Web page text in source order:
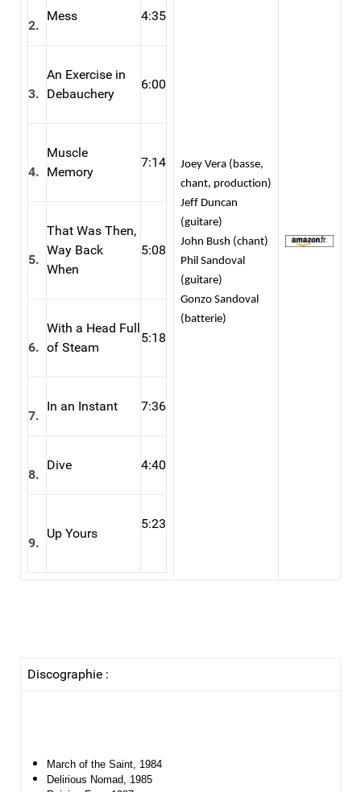
2.
Mess 4:35
3.
An Exercise in
Debauchery
6:00
4.
Muscle
Memory
7:14
5.
That Was Then,
Way Back
When
5:08
6.
With a Head Full
of Steam
5:18
7.
In an Instant 7:36
8.
Dive 4:40
9.
Up Yours
5:23
Joey Vera (basse,
chant, production)
Jeff Duncan
(guitare)
John Bush (chant)
Phil Sandoval
(guitare)
Gonzo Sandoval
(batterie)
Discographie :
March of the Saint , 1984
Delirious Nomad , 1985